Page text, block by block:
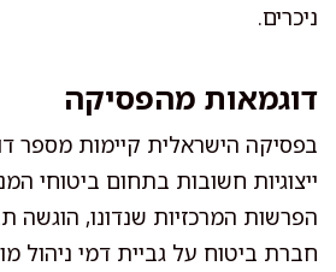
ניכרים.
דוגמאות מהפסיקה
בפסיקה הישראלית קיימות מספר
ייצוגיות חשובות בתחום ביטוחי
הפרשות המרכזיות שנדונו, הוגשה
חברת ביטוח על גביית דמי ניהול